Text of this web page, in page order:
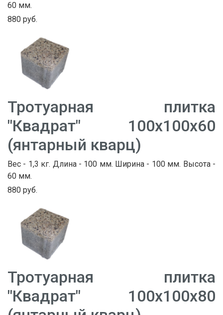
60 мм.
880 руб.
Тротуарная плитка
"Квадрат" 100х100х60
(янтарный кварц)
Вес - 1,3 кг. Длина - 100 мм. Ширина - 100 мм. Высота -
60 мм.
880 руб.
Тротуарная плитка
"Квадрат" 100х100х80